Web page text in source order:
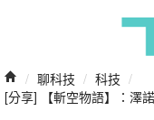
/ 聊科技 / 科技 /
[分享] 【斬空物語】：澤